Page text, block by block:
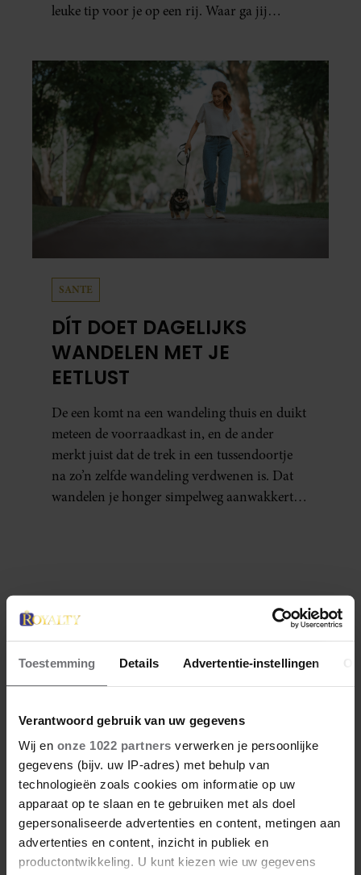
Toestemming Details Advertentie-instellingen
Verantwoord gebruik van uw gegevens
Wij en onze 1022 partners verwerken je persoonlijke
gegevens (bijv. uw IP-adres) met behulp van
technologieën zoals cookies om informatie op uw
apparaat op te slaan en te gebruiken met als doel
gepersonaliseerde advertenties en content, metingen aan
advertenties en content, inzicht in publiek en
productontwikkeling. U kunt kiezen wie uw gegevens
leuke tip voor je op een rij. Waar ga jij
SANTE
DÍT DOET DAGELIJKS
WANDELEN MET JE
EETLUST
De een komt na een wandeling thuis en duikt
meteen de voorraadkast in, en de ander
merkt juist dat de trek in een tussendoortje
na zo’n zelfde wandeling verdwenen is. Dat
wandelen je honger simpelweg aanwakkert,
Meer van Redactie Royalty
Online